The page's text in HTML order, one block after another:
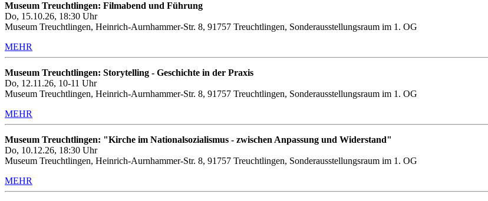
Museum Treuchtlingen: Filmabend und Führung
Do, 15.10.26, 18:30 Uhr
Museum Treuchtlingen, Heinrich-Aurnhammer-Str. 8, 91757 Treuchtlingen, Sonderausstellungsraum im 1. OG
MEHR
Museum Treuchtlingen: Storytelling - Geschichte in der Praxis
Do, 12.11.26, 10-11 Uhr
Museum Treuchtlingen, Heinrich-Aurnhammer-Str. 8, 91757 Treuchtlingen, Sonderausstellungsraum im 1. OG
MEHR
Museum Treuchtlingen: "Kirche im Nationalsozialismus - zwischen Anpassung und Widerstand"
Do, 10.12.26, 18:30 Uhr
Museum Treuchtlingen, Heinrich-Aurnhammer-Str. 8, 91757 Treuchtlingen, Sonderausstellungsraum im 1. OG
MEHR